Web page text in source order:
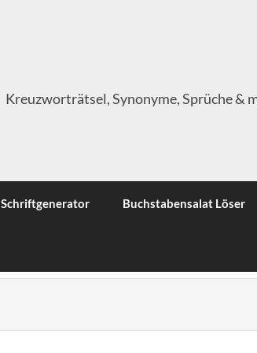
Kreuzworträtsel, Synonyme, Sprüche &
Schriftgenerator Buchstabensalat Löser